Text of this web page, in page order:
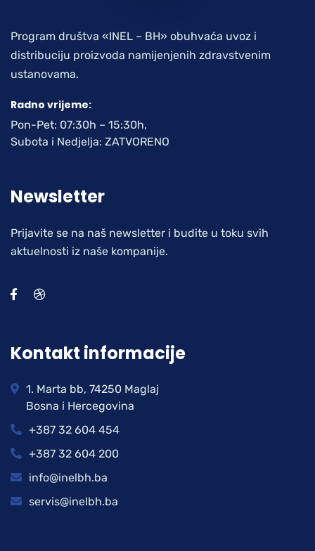
Program društva «INEL – BH» obuhvaća uvoz i
distribuciju proizvoda namijenjenih zdravstvenim
ustanovama.
Radno vrijeme:
Pon-Pet: 07:30h – 15:30h,
Subota i Nedjelja: ZATVORENO
Newsletter
Prijavite se na naš newsletter i budite u toku svih
aktuelnosti iz naše kompanije.
Kontakt informacije
1. Marta bb, 74250 Maglaj
Bosna i Hercegovina
+387 32 604 454
+387 32 604 200
info@inelbh.ba
servis@inelbh.ba